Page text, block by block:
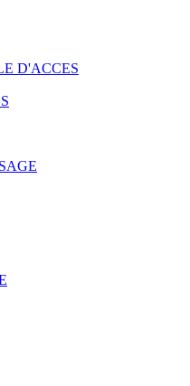
D'ACCES